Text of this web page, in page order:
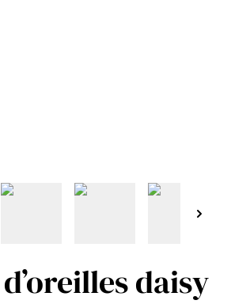
daisy